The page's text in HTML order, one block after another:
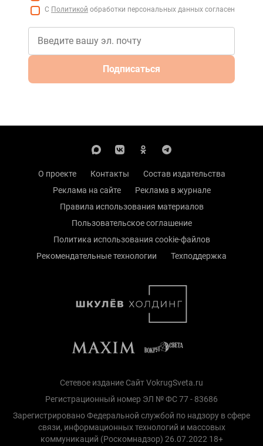
С Политикой обработки персональных данных согласен
Подписаться
О проекте Контакты
Состав издательства
Реклама на сайте
Реклама в журнале
Правила использования материалов
Пользовательское соглашение
Политика использования cookie-файлов
Рекомендательные технологии
Техподдержка
Сетевое издание Сайт VokrugSveta.ru
Регистрационный номер ЭЛ № ФС 77 - 83686
Зарегистрировано Федеральной службой по надзору в сфере
связи, информационных технологий и массовых
коммуникаций (Роскомнадзор) 26.07.2022 18+